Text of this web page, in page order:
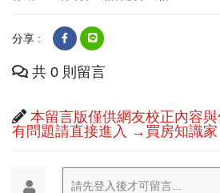
分享 :
共 0 則留言
本留言版僅供網友校正內容
有問題請直接進入 →買房知識家
請先登入後才可留言...